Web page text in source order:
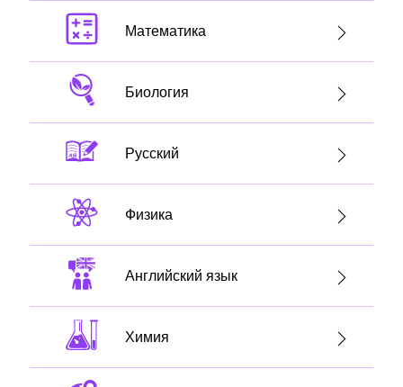
Математика
Биология
Русский
Физика
Английский язык
Химия